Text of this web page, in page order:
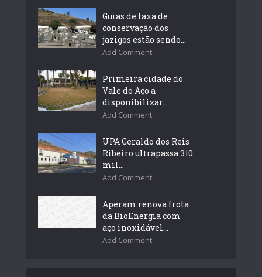
Guias de taxa de
conservação dos
jazigos estão sendo...
Add Comment
Primeira cidade do
Vale do Aço a
disponibilizar...
Add Comment
UPA Geraldo dos Reis
Ribeiro ultrapassa 310
mil...
Add Comment
Aperam renova frota
da BioEnergia com
aço inoxidável...
Add Comment